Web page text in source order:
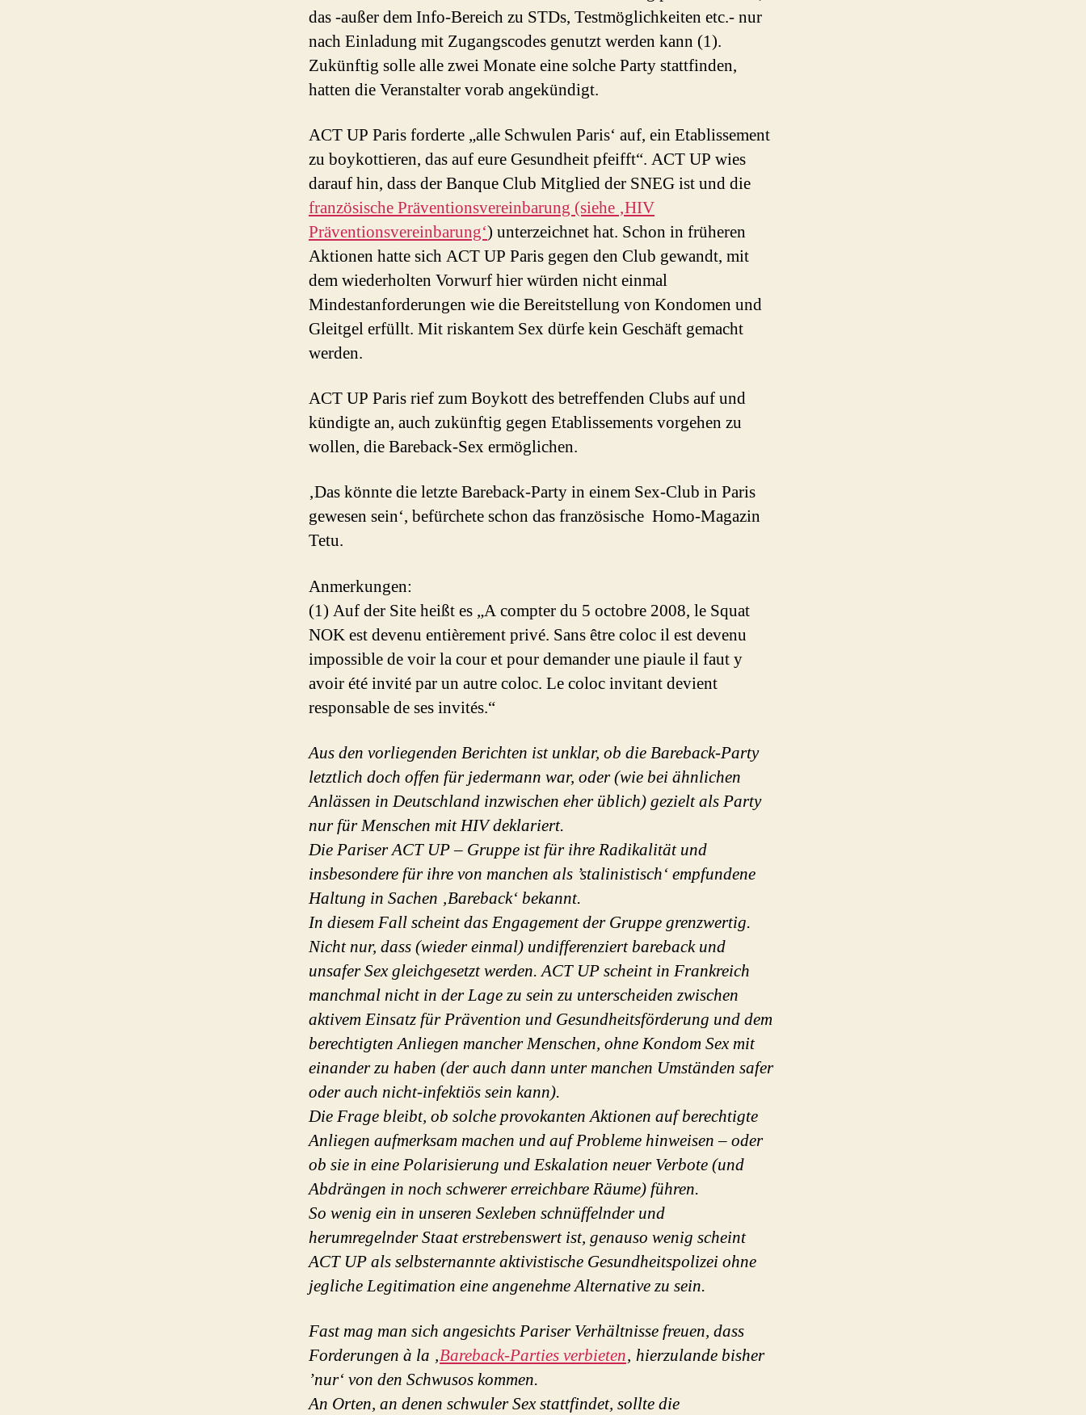
das -außer dem Info-Bereich zu STDs, Testmöglichkeiten etc.- nur
nach Einladung mit Zugangscodes genutzt werden kann (1).
Zukünftig solle alle zwei Monate eine solche Party stattfinden,
hatten die Veranstalter vorab angekündigt.
ACT UP Paris forderte „alle Schwulen Paris‘ auf, ein Etablissement
zu boykottieren, das auf eure Gesundheit pfeifft“. ACT UP wies
darauf hin, dass der Banque Club Mitglied der SNEG ist und die
französische Präventionsvereinbarung (siehe ‚HIV
Präventionsvereinbarung‘) unterzeichnet hat. Schon in früheren
Aktionen hatte sich ACT UP Paris gegen den Club gewandt, mit
dem wiederholten Vorwurf hier würden nicht einmal
Mindestanforderungen wie die Bereitstellung von Kondomen und
Gleitgel erfüllt. Mit riskantem Sex dürfe kein Geschäft gemacht
werden.
ACT UP Paris rief zum Boykott des betreffenden Clubs auf und
kündigte an, auch zukünftig gegen Etablissements vorgehen zu
wollen, die Bareback-Sex ermöglichen.
‚Das könnte die letzte Bareback-Party in einem Sex-Club in Paris
gewesen sein‘, befürchete schon das französische Homo-Magazin
Tetu.
Anmerkungen:
(1) Auf der Site heißt es „A compter du 5 octobre 2008, le Squat
NOK est devenu entièrement privé. Sans être coloc il est devenu
impossible de voir la cour et pour demander une piaule il faut y
avoir été invité par un autre coloc. Le coloc invitant devient
responsable de ses invités.“
Aus den vorliegenden Berichten ist unklar, ob die Bareback-Party
letztlich doch offen für jedermann war, oder (wie bei ähnlichen
Anlässen in Deutschland inzwischen eher üblich) gezielt als Party
nur für Menschen mit HIV deklariert.
Die Pariser ACT UP – Gruppe ist für ihre Radikalität und
insbesondere für ihre von manchen als ’stalinistisch‘ empfundene
Haltung in Sachen ‚Bareback‘ bekannt.
In diesem Fall scheint das Engagement der Gruppe grenzwertig.
Nicht nur, dass (wieder einmal) undifferenziert bareback und
unsafer Sex gleichgesetzt werden. ACT UP scheint in Frankreich
manchmal nicht in der Lage zu sein zu unterscheiden zwischen
aktivem Einsatz für Prävention und Gesundheitsförderung und dem
berechtigten Anliegen mancher Menschen, ohne Kondom Sex mit
einander zu haben (der auch dann unter manchen Umständen safer
oder auch nicht-infektiös sein kann).
Die Frage bleibt, ob solche provokanten Aktionen auf berechtigte
Anliegen aufmerksam machen und auf Probleme hinweisen – oder
ob sie in eine Polarisierung und Eskalation neuer Verbote (und
Abdrängen in noch schwerer erreichbare Räume) führen.
So wenig ein in unseren Sexleben schnüffelnder und
herumregelnder Staat erstrebenswert ist, genauso wenig scheint
ACT UP als selbsternannte aktivistische Gesundheitspolizei ohne
jegliche Legitimation eine angenehme Alternative zu sein.
Fast mag man sich angesichts Pariser Verhältnisse freuen, dass
Forderungen à la ‚Bareback-Parties verbieten‚ hierzulande bisher
’nur‘ von den Schwusos kommen.
An Orten, an denen schwuler Sex stattfindet, sollte die